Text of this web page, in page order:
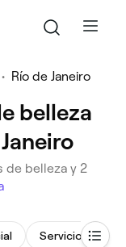
• Río de Janeiro
belleza
de belleza y 2
Servicio de